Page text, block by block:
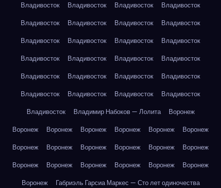
Владивосток
Владивосток Владивосток
Владивосток
Владивосток
Владивосток Владивосток
Владивосток
Владивосток
Владивосток Владивосток
Владивосток
Владивосток
Владивосток Владивосток
Владивосток
Владивосток
Владивосток Владивосток
Владивосток
Владивосток
Владивосток Владивосток
Владивосток
Владивосток
Владимир Набоков — Лолита
Воронеж
Воронеж
Воронеж Воронеж Воронеж Воронеж
Воронеж
Воронеж
Воронеж Воронеж Воронеж Воронеж
Воронеж
Воронеж
Воронеж Воронеж Воронеж Воронеж
Воронеж
Воронеж
Габриэль Гарсиа Маркес — Сто лет одиночества